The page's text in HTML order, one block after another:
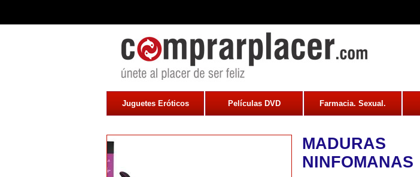
Juguetes Eróticos Películas DVD Farmacia. Sexual.
MADURAS
NINFOMANAS